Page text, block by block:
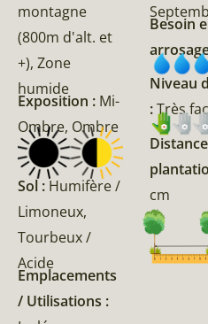
montagne
(800m d'alt. et
+), Zone
humide
Exposition : Mi-
Ombre, Ombre
Sol : Humifère /
Limoneux,
Tourbeux /
Acide
Emplacements
/ Utilisations :
Besoin
Niveau
:Très
cm